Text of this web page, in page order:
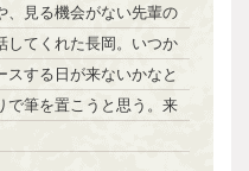
、見る機会がない先輩の
してくれた長岡。いつか
スする日が来ないかなと
で筆を置こうと思う。来